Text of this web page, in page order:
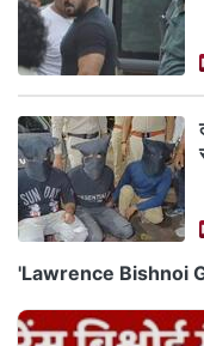
'Lawrence Bishnoi